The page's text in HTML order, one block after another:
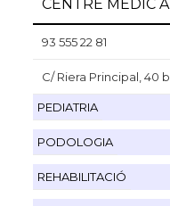
CENTRE MÈDIC
93 555 22 81
C/ Riera Principal, 40
PEDIATRIA
PODOLOGIA
REHABILITACIÓ